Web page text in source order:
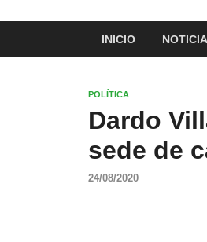
INICIO
POLÍTICA
Dardo
sede de
24/08/2020